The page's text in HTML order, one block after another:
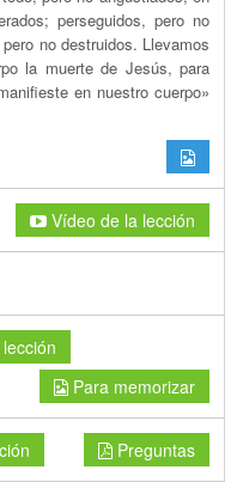
perseguidos, pero no
no destruidos. Llevamos
la muerte de Jesús, para
en nuestro cuerpo»
Vídeo de la lección
Para memorizar
Preguntas